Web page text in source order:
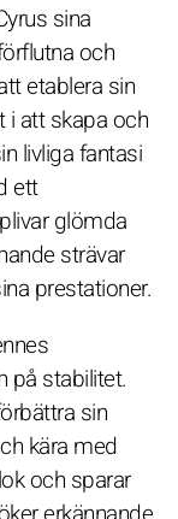
sina
och
etablera sin
i att skapa och
livliga fantasi
ett
glömda
strävar
prestationer.
på stabilitet.
sin
kära med
och sparar